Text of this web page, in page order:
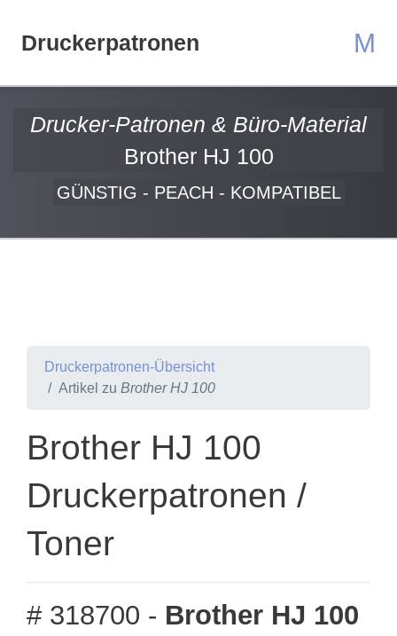
Druckerpatronen M
Drucker-Patronen & Büro-Material
Brother HJ 100
GÜNSTIG - PEACH - KOMPATIBEL
Druckerpatronen-Übersicht
Artikel zu Brother HJ 100
Brother HJ 100
Druckerpatronen /
Toner
# 318700 - Brother HJ 100